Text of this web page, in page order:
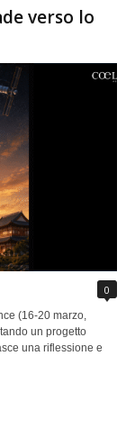
verso lo
0
(16-20 marzo,
un progetto
una riflessione e